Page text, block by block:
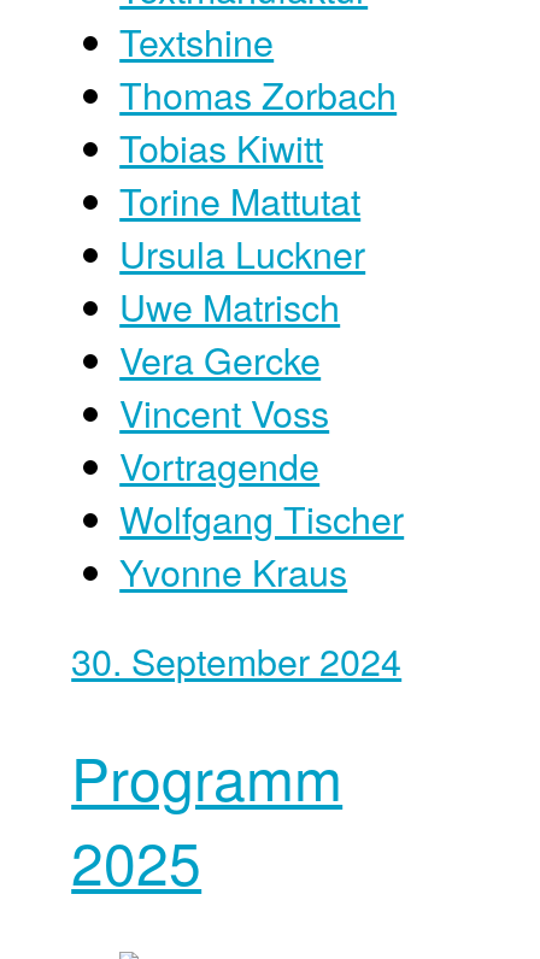
Textshine
Thomas Zorbach
Tobias Kiwitt
Torine Mattutat
Ursula Luckner
Uwe Matrisch
Vera Gercke
Vincent Voss
Vortragende
Wolfgang Tischer
Yvonne Kraus
30. September 2024
Programm
2025